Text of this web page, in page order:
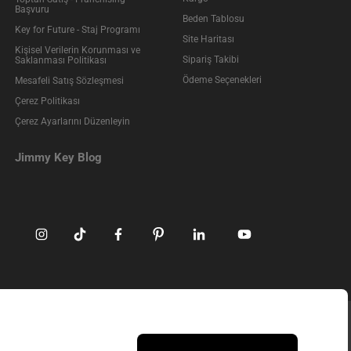
Başvuru
Key for Future - Staj Programı
Kişisel Verilerin Korunması ve
Saklanması Politikası
Mesafeli Satış Sözleşmesi
Çerez Politikası
Çerez Ayarlarını Düzenleyin
Jimmy Key Blog
Beden Tablosu
Site Haritası
Sipariş Takibi
Ödeme Seçenekleri